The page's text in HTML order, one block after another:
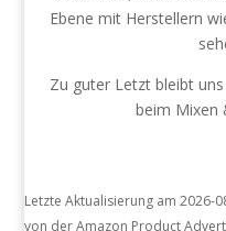
Ebene mit Herstellern
Zu guter Letzt bleibt
beim Mixen
Letzte Aktualisierung am 2026-
von der Amazon Product